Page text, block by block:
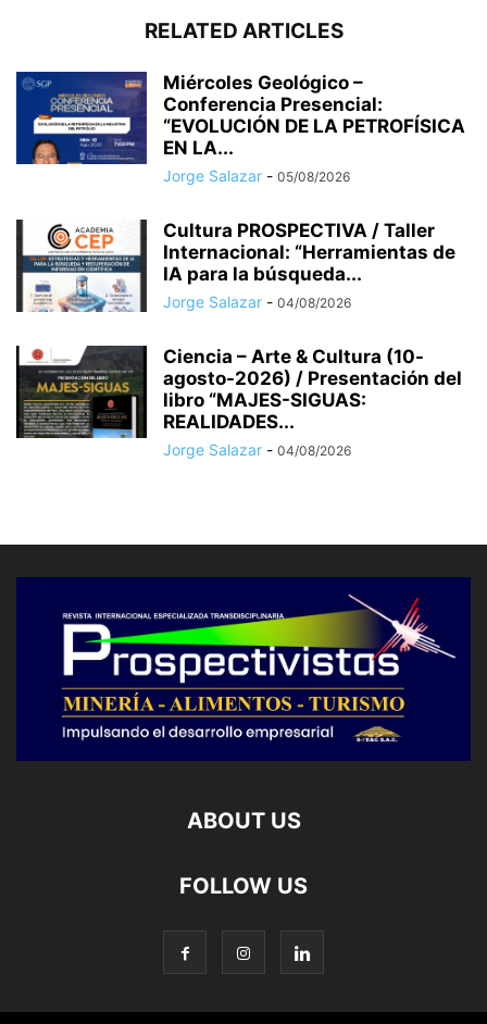
RELATED ARTICLES
Miércoles Geológico –
Conferencia Presencial:
“EVOLUCIÓN DE LA PETROFÍSICA
EN LA...
Jorge Salazar - 05/08/2026
Cultura PROSPECTIVA / Taller
Internacional: “Herramientas de
IA para la búsqueda...
Jorge Salazar - 04/08/2026
Ciencia – Arte & Cultura (10-
agosto-2026) / Presentación del
libro “MAJES-SIGUAS:
REALIDADES...
Jorge Salazar - 04/08/2026
ABOUT US
FOLLOW US